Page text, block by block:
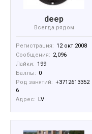
deep
Всегда рядом
Регистрация: 12 окт 2008
Сообщения: 2,096
Лайки: 199
Баллы: 0
Род занятий: +3712613352
6
Адрес: LV